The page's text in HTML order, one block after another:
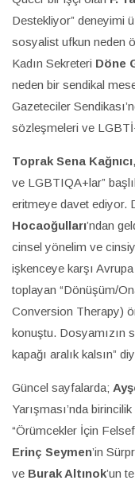
Destekliyor” deneyimi
sosyalist ufkun neden
Kadın Sekreteri Döne
neden bir sendikal
Gazeteciler
sözleşmeleri ve
Toprak Sena Kağnıcı
ve LGBTIQA+lar”
eritmeye davet ediyor.
Hocaoğulları’ndan
cinsel yönelim ve
işkenceye karşı
toplayan “Dönüşüm/
Conversion Therapy)
konuştu. Dosyamızın
kapağı aralık kalsın”
Güncel sayfalarda;
Yarışması’nda
“Örümcekler İçin
Erinç Seymen’in
ve Burak Altınok’un